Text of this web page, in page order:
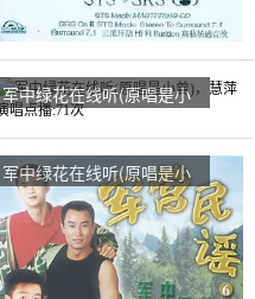
军中绿花在线听(原唱是小
曾)，慧萍演唱点播:71次
军中绿花在线听(原唱是小
曾)，飞翔的翅膀（无币）
演唱点播:14次